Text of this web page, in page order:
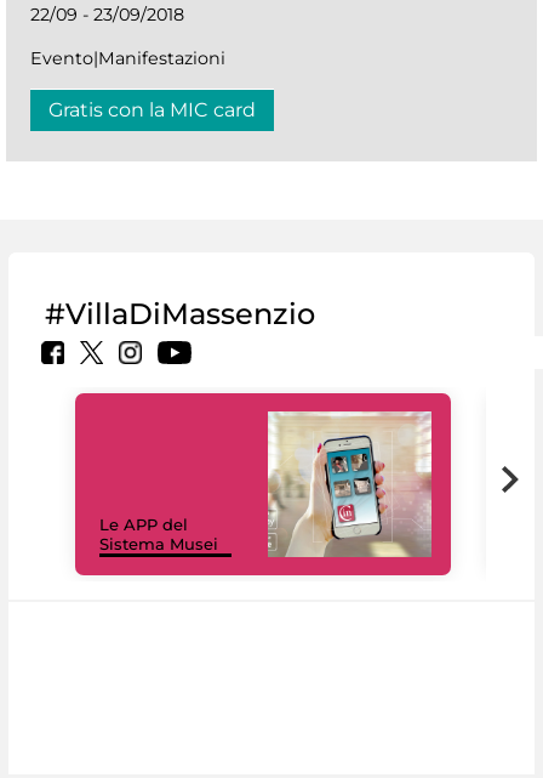
22/09 - 23/09/2018
Evento|Manifestazioni
Gratis con la MIC card
#VillaDiMassenzio
Le APP del
Sistema Musei